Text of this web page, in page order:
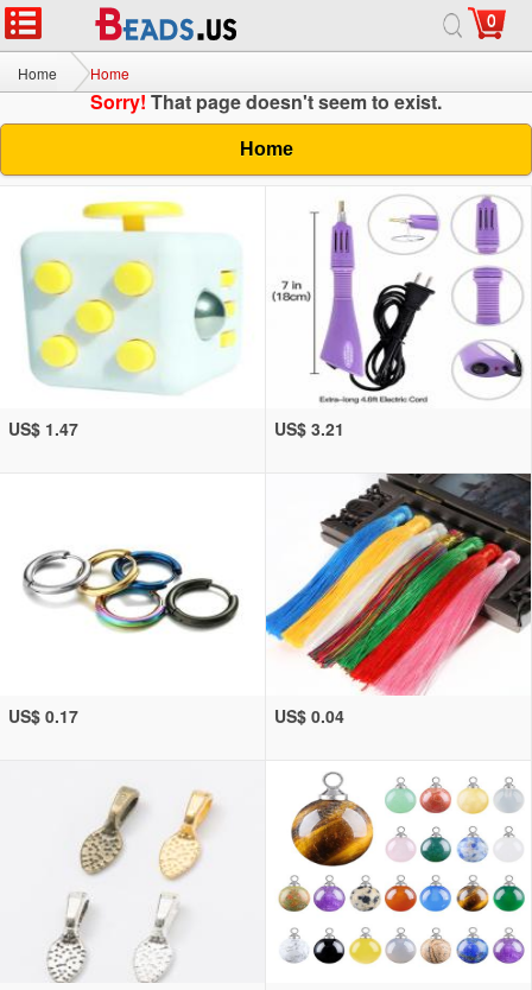
0
Home Home
Sorry!That page doesn't seem to exist.
Home
US$ 1.47 US$ 3.21
US$ 0.17 US$ 0.04